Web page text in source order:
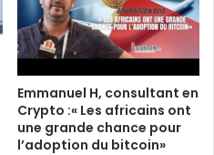
Emmanuel H, consultant en
Crypto :« Les africains ont
une grande chance pour
l’adoption du bitcoin»